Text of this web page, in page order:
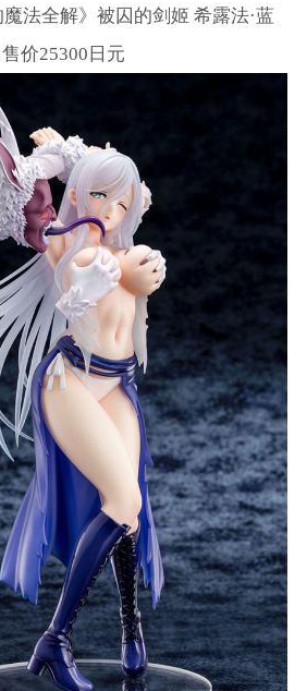
魔法全解》被囚的剑姬 希露法·蓝
价25300日元